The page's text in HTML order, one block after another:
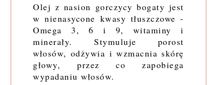
Olej z nasion gorczycy bogaty jest
w nienasycone kwasy tłuszczowe -
Omega 3, 6 i 9, witaminy i
minerały. Stymuluje porost
włosów, odżywia i wzmacnia skórę
głowy, przez co zapobiega
wypadaniu włosów.